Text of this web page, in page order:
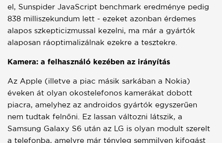
el, Sunspider JavaScript benchmark eredménye pedig
838 milliszekundum lett - ezeket azonban érdemes
alapos szkepticizmussal kezelni, ma már a gyártók
alaposan ráoptimalizálnak ezekre a tesztekre.
Kamera: a felhasználó kezében az irányítás
Az Apple (illetve a piac másik sarkában a Nokia)
éveken át olyan okostelefonos kamerákat dobott
piacra, amelyhez az androidos gyártók egyszerűen
nem tudtak felnőni. Ez lassan változni látszik, a
Samsung Galaxy S6 után az LG is olyan modult szerelt
a telefonba, amelyre már tényleg semmilyen kifogást